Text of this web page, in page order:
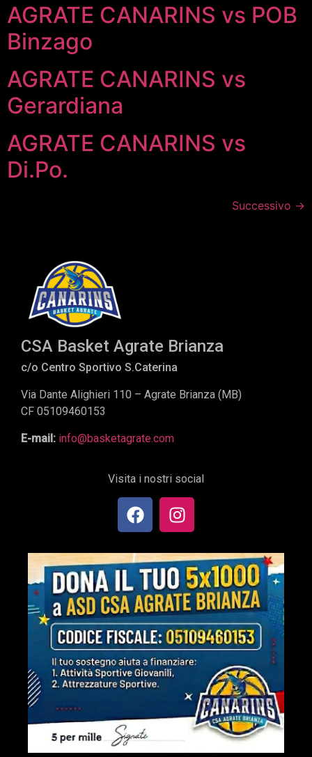
AGRATE CANARINS vs POB
Binzago
AGRATE CANARINS vs
Gerardiana
AGRATE CANARINS vs
Di.Po.
Successivo →
CSA Basket Agrate Brianza
c/o Centro Sportivo S.Caterina
Via Dante Alighieri 110 – Agrate Brianza (MB)
CF 05109460153
E-mail: info@basketagrate.com
Visita i nostri social